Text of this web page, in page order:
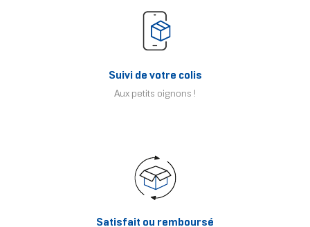
Suivi de votre colis
Aux petits oignons !
Satisfait ou remboursé